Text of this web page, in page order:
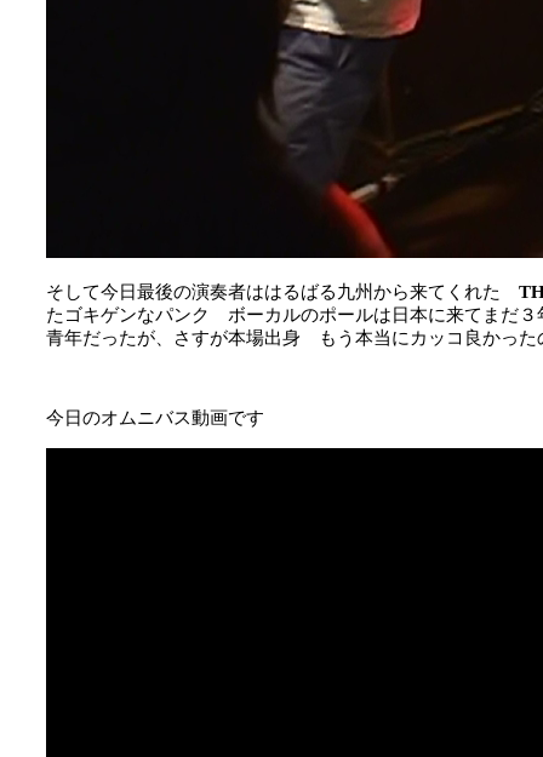
そして今日最後の演奏者ははるばる九州から来てくれた
たゴキゲンなパンク ボーカルのポールは日本に来てまだ
青年だったが、さすが本場出身 もう本当にカッコ良かった
今日のオムニバス動画です